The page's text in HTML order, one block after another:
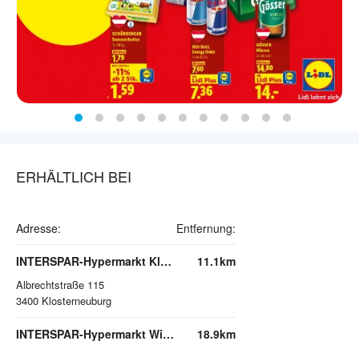
ERHÄLTLICH BEI
Adresse: Entfernung:
INTERSPAR-Hypermarkt Klosterneuburg
Albrechtstraße 115
3400 Klosterneuburg
11.1km
INTERSPAR-Hypermarkt Wien-Heiligenstadt, Q19 18.9km